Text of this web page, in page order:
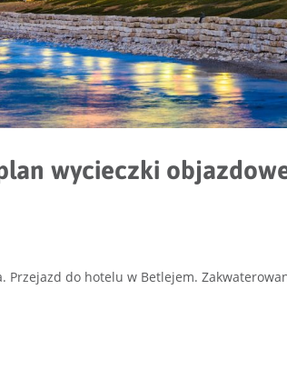
wycieczki
Przejazd do hotelu w Betlejem.